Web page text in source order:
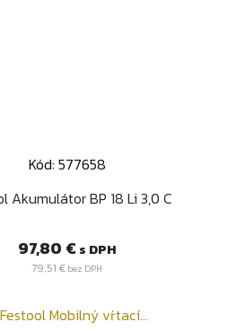
Kód: 577658
Akumulátor BP 18 Li 3,0 C
Cena
97,80 € s DPH
79,51 € bez DPH
Rýchly náhľad